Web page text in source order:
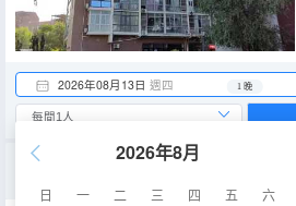
2026年08月13日 週四 1 晚
2026年8月
日 一 二 三 四 五
六